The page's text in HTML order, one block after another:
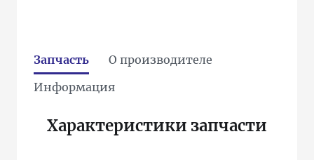
Запчасть
О производителе
Информация
Характеристики запчасти